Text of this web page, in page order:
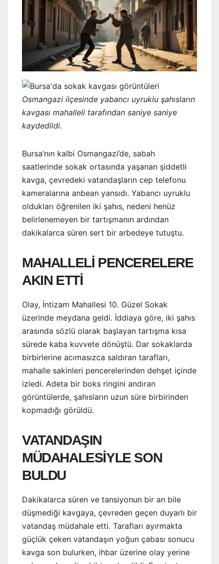
Osmangazi ilçesinde yabancı uyruklu şahısların
kavgası mahalleli tarafından saniye saniye
kaydedildi.
Bursa’nın kalbi Osmangazi’de, sabah
saatlerinde sokak ortasında yaşanan şiddetli
kavga, çevredeki vatandaşların cep telefonu
kameralarına anbean yansıdı. Yabancı uyruklu
oldukları öğrenilen iki şahıs, nedeni henüz
belirlenemeyen bir tartışmanın ardından
dakikalarca süren sert bir arbedeye tutuştu.
MAHALLELİ PENCERELERE
AKIN ETTİ
Olay, İntizam Mahallesi 10. Güzel Sokak
üzerinde meydana geldi. İddiaya göre, iki şahıs
arasında sözlü olarak başlayan tartışma kısa
sürede kaba kuvvete dönüştü. Dar sokaklarda
birbirlerine acımasızca saldıran tarafları,
mahalle sakinleri pencerelerinden dehşet içinde
izledi. Adeta bir boks ringini andıran
görüntülerde, şahısların uzun süre birbirinden
kopmadığı görüldü.
VATANDAŞIN
MÜDAHALESİYLE SON
BULDU
Dakikalarca süren ve tansiyonun bir an bile
düşmediği kavgaya, çevreden geçen duyarlı bir
vatandaş müdahale etti. Tarafları ayırmakta
güçlük çeken vatandaşın yoğun çabası sonucu
kavga son bulurken, ihbar üzerine olay yerine